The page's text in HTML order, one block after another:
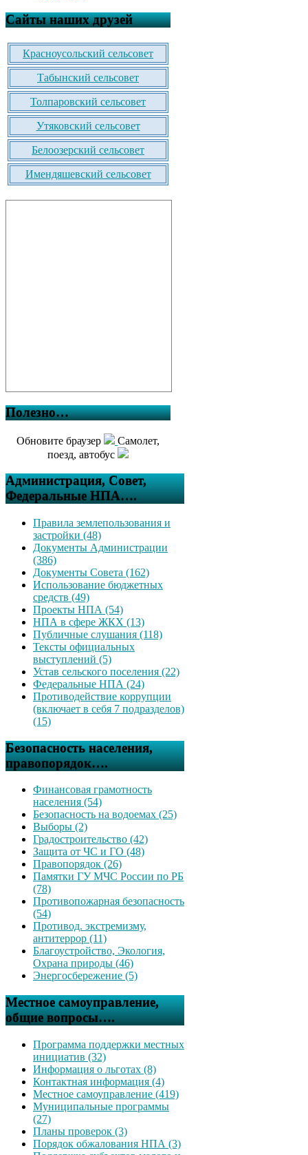
Сайты наших друзей
Красноусольский сельсовет
Табынский сельсовет
Толпаровский сельсовет
Утяковский сельсовет
Белоозерский сельсовет
Имендяшевский сельсовет
Полезно…
Обновите браузер
Самолет,
поезд, автобус
Администрация, Совет,
Федеральные НПА….
Правила землепользования и
застройки (48)
Документы Администрации
(386)
Документы Совета (162)
Использование бюджетных
средств (49)
Проекты НПА (54)
НПА в сфере ЖКХ (13)
Публичные слушания (118)
Тексты официальных
выступлений (5)
Устав сельского поселения (22)
Федеральные НПА (24)
Противодействие коррупции
(включает в себя 7 подразделов)
(15)
Безопасность населения,
правопорядок….
Финансовая грамотность
населения (54)
Безопасность на водоемах (25)
Выборы (2)
Градостроительство (42)
Защита от ЧС и ГО (48)
Правопорядок (26)
Памятки ГУ МЧС России по РБ
(78)
Противопожарная безопасность
(54)
Противод. экстремизму,
антитеррор (11)
Благоустройство, Экология,
Охрана природы (46)
Энергосбережение (5)
Местное самоуправление,
общие вопросы….
Программа поддержки местных
инициатив (32)
Информация о льготах (8)
Контактная информация (4)
Местное самоуправление (419)
Муниципальные программы
(27)
Планы проверок (3)
Порядок обжалования НПА (3)